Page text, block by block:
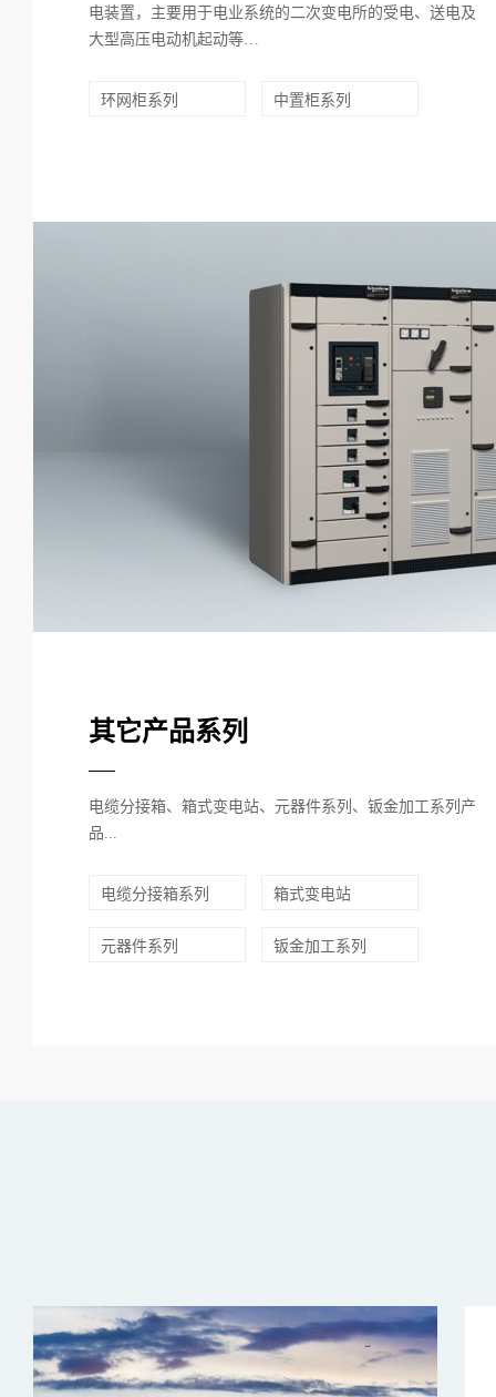
电装置，主要用于电业系统的二次变电所的受电、送电及
大型高压电动机起动等…
环网柜系列 中置柜系列
其它产品系列
电缆分接箱、箱式变电站、元器件系列、钣金加工系列产
品...
电缆分接箱系列 箱式变电站
元器件系列 钣金加工系列